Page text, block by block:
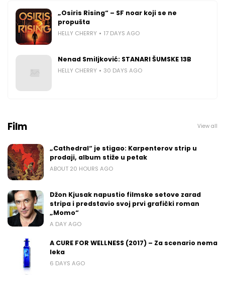
„Osiris Rising“ – SF noar koji se ne
propušta
HELLY CHERRY 17 DAYS AGO
Nenad Smiljković: STANARI ŠUMSKE 13B
HELLY CHERRY 30 DAYS AGO
Film View all
„Cathedral“ je stigao: Karpenterov strip u
prodaji, album stiže u petak
ABOUT 20 HOURS AGO
Džon Kjusak napustio filmske setove zarad
stripa i predstavio svoj prvi grafički roman
„Momo“
A DAY AGO
A CURE FOR WELLNESS (2017) – Za scenario nema
leka
6 DAYS AGO